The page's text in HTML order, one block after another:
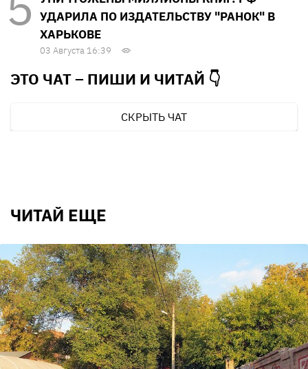
УДАРИЛА ПО ИЗДАТЕЛЬСТВУ "РАНОК" В
ХАРЬКОВЕ
03 Августа 16:39
ЭТО ЧАТ – ПИШИ И ЧИТАЙ 👇
СКРЫТЬ ЧАТ
ЧИТАЙ ЕЩЕ